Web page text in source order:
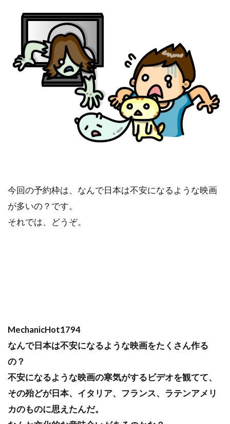
今回の予約枠は、なんで日本は不安になるような映画
が多いの？です。
それでは、どうぞ。
MechanicHot1794
なんで日本は不安になるような映画をたくさん作る
の？
不安になるような映画の寒気がするビデオを観てて、
その殆どが日本、イタリア、フランス、ラテンアメリ
カのものに思えたんだ。